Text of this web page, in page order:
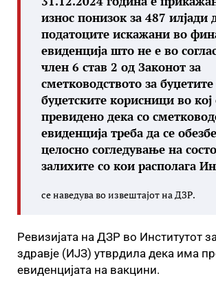
износ понизок за 487 илјади
податоците искажани во
евиденција што не е во
член 6 став 2 од Законот за
сметководството за
буџетските корисници во кој
превидено дека со
евиденција треба да се
целосно согледување на
залихите со кои располага
се наведува во извештајот на ДЗР.
Ревизијата на ДЗР во Институтот
здравје (ИЈЗ) утврдила дека има
евиденцијата на вакцини.